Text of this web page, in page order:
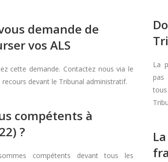
demande de
vos ALS
cette demande. Contactez nous via le
devant le Tribunal administratif.
compétents à
?
compétents devant tous les
La
pas